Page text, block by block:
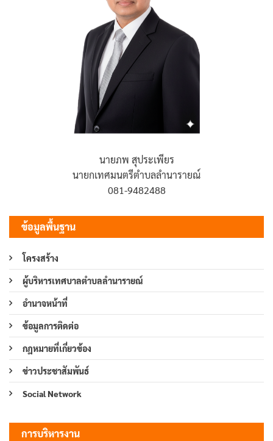
นายภพ สุประเพียร
นายกเทศมนตรีตำบลลำนารายณ์
081-9482488
ข้อมูลพื้นฐาน
โครงสร้าง
ผู้บริหารเทศบาลตำบลลำนารายณ์
อำนาจหน้าที่
ข้อมูลการติดต่อ
กฎหมายที่เกี่ยวข้อง
ข่าวประชาสัมพันธ์
Social Network
การบริหารงาน